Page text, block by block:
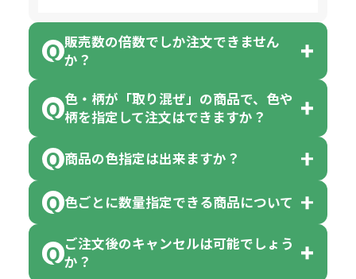
販売数の倍数でしか注文できません
か？
一部商品（※）を除き、注文可能数
です。
ります。
【例】注文可能数が100個の場合
色・柄が「取り混ぜ」の商品で、色や
柄を指定して注文はできますか？
「色・柄 取り混ぜ」のラベルがつい
ている商品は、色指定不可となって
ん。
商品の色指定は出来ますか？
色指定できる商品もございますが商
品の詳細に「色・柄 取り混ぜ」のラ
ベルや商品画像に「〇色取混ぜ」な
色ごとに数量指定できる商品について
「選べる本体色」のラベルが付いて
ご注文後のキャンセルは可能でしょう
か？